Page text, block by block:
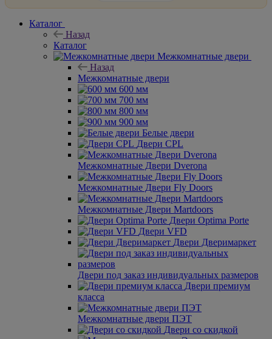
Каталог
Назад
Каталог
Межкомнатные двери
Назад
Межкомнатные двери
600 мм
700 мм
800 мм
900 мм
Белые двери
Двери CPL
Межкомнатные Двери Dverona
Межкомнатные Двери Fly Doors
Межкомнатные Двери Martdoors
Двери Optima Porte
Двери VFD
Двери Дверимаркет
Двери под заказ индивидуальных размеров
Двери премиум
класса
Межкомнатные двери ПЭТ
Двери со скидкой